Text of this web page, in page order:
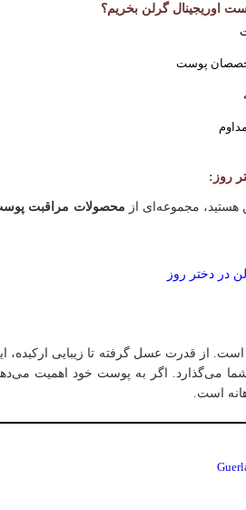
اوریجینال گرلن بخریم؟
پوست
روز:
هستید، مجموعه‌ای از محصولات مراقبت
در دختر روز
از قدرت عسل گرفته تا زیبایی
می‌گذارد. اگر به پوست خود اهمیت
است.